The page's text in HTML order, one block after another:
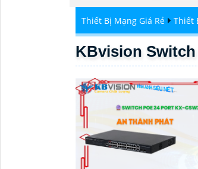
Thiết Bị Mạng Giá Rẻ Thiết
KBvision Switch